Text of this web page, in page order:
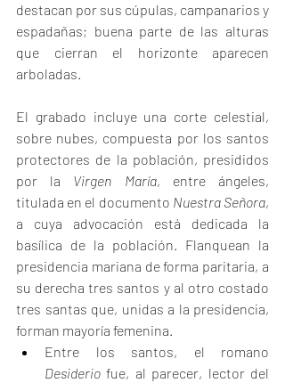
destacan por sus cúpulas, campanarios y
espadañas; buena parte de las alturas
que cierran el horizonte aparecen
arboladas.
El grabado incluye una corte celestial,
sobre nubes, compuesta por los santos
protectores de la población, presididos
por la Virgen María, entre ángeles,
titulada en el documento Nuestra Señora,
a cuya advocación está dedicada la
basílica de la población. Flanquean la
presidencia mariana de forma paritaria, a
su derecha tres santos y al otro costado
tres santas que, unidas a la presidencia,
forman mayoría femenina.
Desiderio fue, al parecer, lector del